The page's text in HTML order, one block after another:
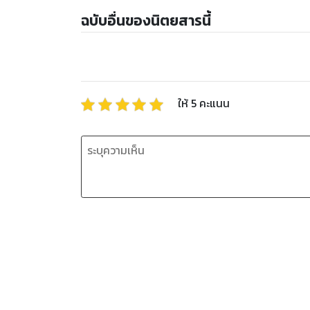
ฉบับอื่นของนิตยสารนี้
ให้ 5 คะแนน